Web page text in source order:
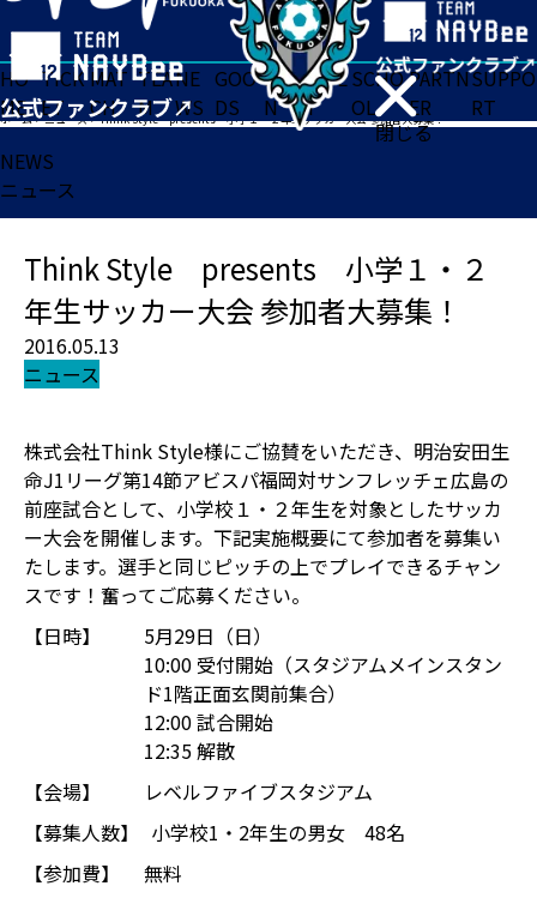
閉じる
HO
ME
TICK
ET
MAT
CH
TEA
M
NE
WS
GOO
DS
FA
N
ACADE
MY
SCHO
OL
PARTN
ER
SUPPO
RT
ホーム>ニュース>Think Style presents 小学１・２年生サッカー大会 参加者大募集！
NEWS
ニュース
Think Style presents 小学１・２
年生サッカー大会 参加者大募集！
2016.05.13
ニュース
株式会社Think Style様にご協賛をいただき、明治安田生
命J1リーグ第14節アビスパ福岡対サンフレッチェ広島の
前座試合として、小学校１・２年生を対象としたサッカ
ー大会を開催します。下記実施概要にて参加者を募集い
たします。選手と同じピッチの上でプレイできるチャン
スです！奮ってご応募ください。
【日時】
5月29日（日）
10:00 受付開始（スタジアムメインスタン
ド1階正面玄関前集合）
12:00 試合開始
12:35 解散
【会場】
レベルファイブスタジアム
【募集人数】
小学校1・2年生の男女 48名
【参加費】
無料